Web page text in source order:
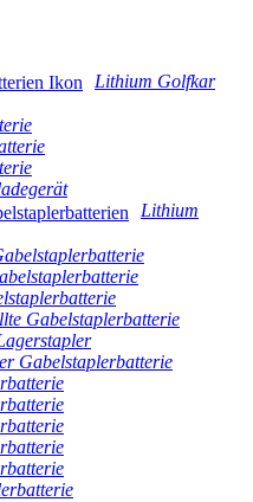
Lithium Golfkar
Lithium
Gabelstaplerbatterie
Gabelstaplerbatterie